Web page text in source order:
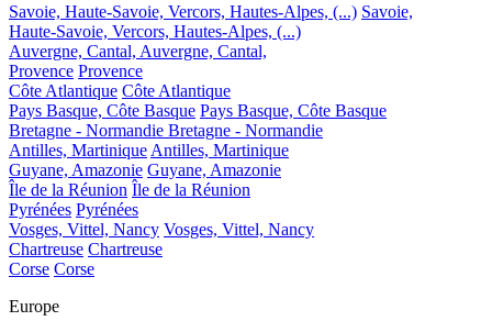
Savoie, Haute-Savoie, Vercors, Hautes-Alpes, (...) Savoie,
Haute-Savoie, Vercors, Hautes-Alpes, (...)
Auvergne, Cantal, Auvergne, Cantal,
Provence Provence
Côte Atlantique Côte Atlantique
Pays Basque, Côte Basque Pays Basque, Côte Basque
Bretagne - Normandie Bretagne - Normandie
Antilles, Martinique Antilles, Martinique
Guyane, Amazonie Guyane, Amazonie
Île de la Réunion Île de la Réunion
Pyrénées Pyrénées
Vosges, Vittel, Nancy Vosges, Vittel, Nancy
Chartreuse Chartreuse
Corse Corse
Europe